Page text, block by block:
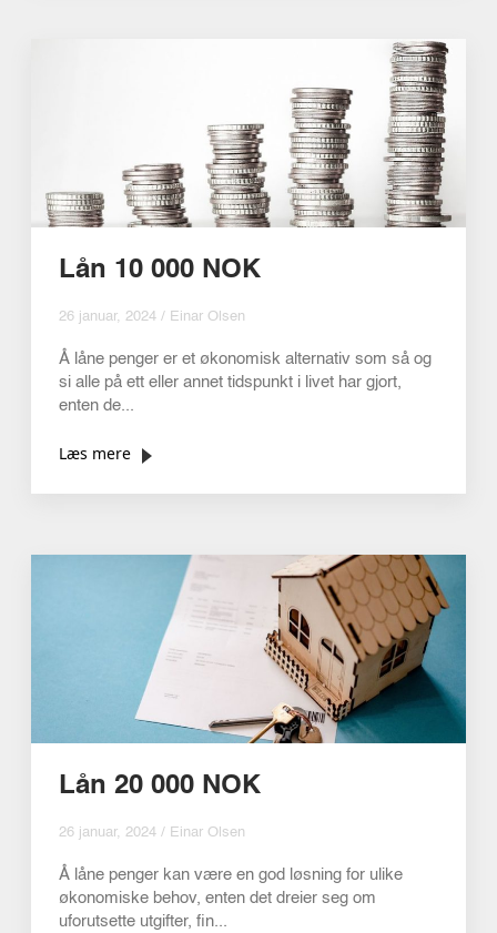
Lån 10 000 NOK
26 januar, 2024 / Einar Olsen
Å låne penger er et økonomisk alternativ som så og
si alle på ett eller annet tidspunkt i livet har gjort,
enten de...
Læs mere
Lån 20 000 NOK
26 januar, 2024 / Einar Olsen
Å låne penger kan være en god løsning for ulike
økonomiske behov, enten det dreier seg om
uforutsette utgifter, fin...